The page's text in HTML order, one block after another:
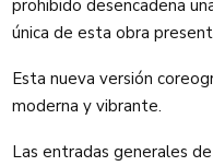
prohibido desencadena
única de esta obra
Esta nueva versión
moderna y vibrante.
Las entradas generales